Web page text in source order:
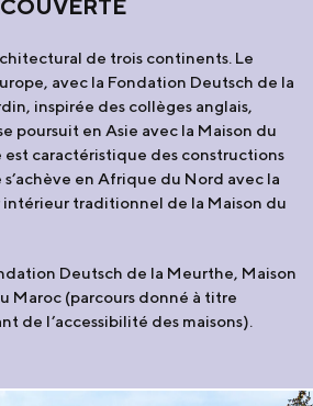
de trois continents. Le
avec la Fondation Deutsch de la
inspirée des collèges anglais,
poursuit en Asie avec la Maison du
caractéristique des constructions
en Afrique du Nord avec la
traditionnel de la Maison du
Deutsch de la Meurthe, Maison
Maroc (parcours donné à titre
de l’accessibilité des maisons).